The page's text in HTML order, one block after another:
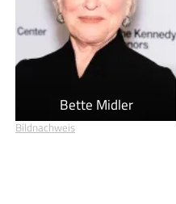
Bette Midler
Bildnachweis